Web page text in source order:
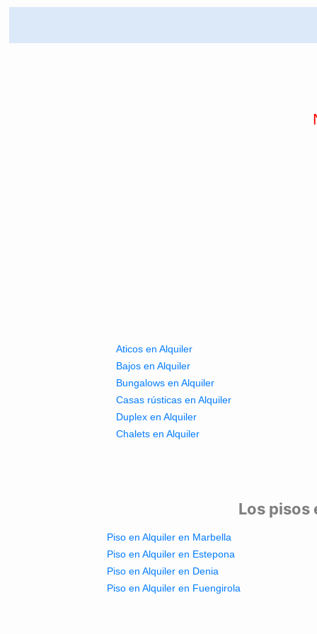
Aticos en Alquiler
Bajos en Alquiler
Bungalows en Alquiler
Casas rústicas en Alquiler
Duplex en Alquiler
Chalets en Alquiler
Los pisos
Piso en Alquiler en Marbella
Piso en Alquiler en Estepona
Piso en Alquiler en Denia
Piso en Alquiler en Fuengirola